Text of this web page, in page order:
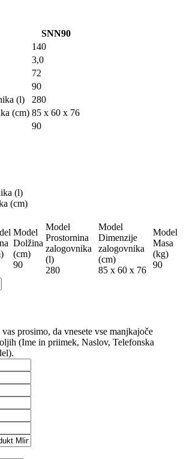
SNN90
140
3,0
72
90
(l)
280
(cm) 85 x 60 x 76
90
(l)
(cm)
Model
Dolžina
(cm)
90
Model
Prostornina
zalogovnika
(l)
280
Model
Dimenzije
zalogovnika
(cm)
85 x 60 x 76
Model
Masa
(kg)
90
prosimo, da vnesete vse manjkajoče
(Ime in priimek, Naslov, Telefonska